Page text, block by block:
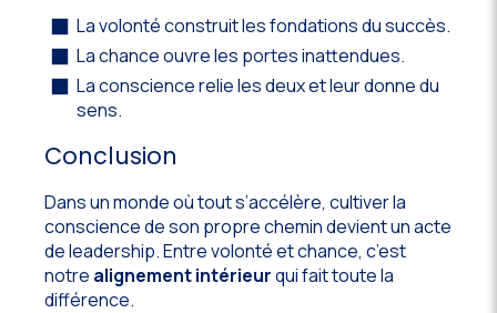
La volonté construit les fondations du succès.
La chance ouvre les portes inattendues.
La conscience relie les deux et leur donne du
sens.
Conclusion
Dans un monde où tout s’accélère, cultiver la
conscience de son propre chemin devient un acte
de leadership. Entre volonté et chance, c’est
notre alignement intérieurqui fait toute la
différence.